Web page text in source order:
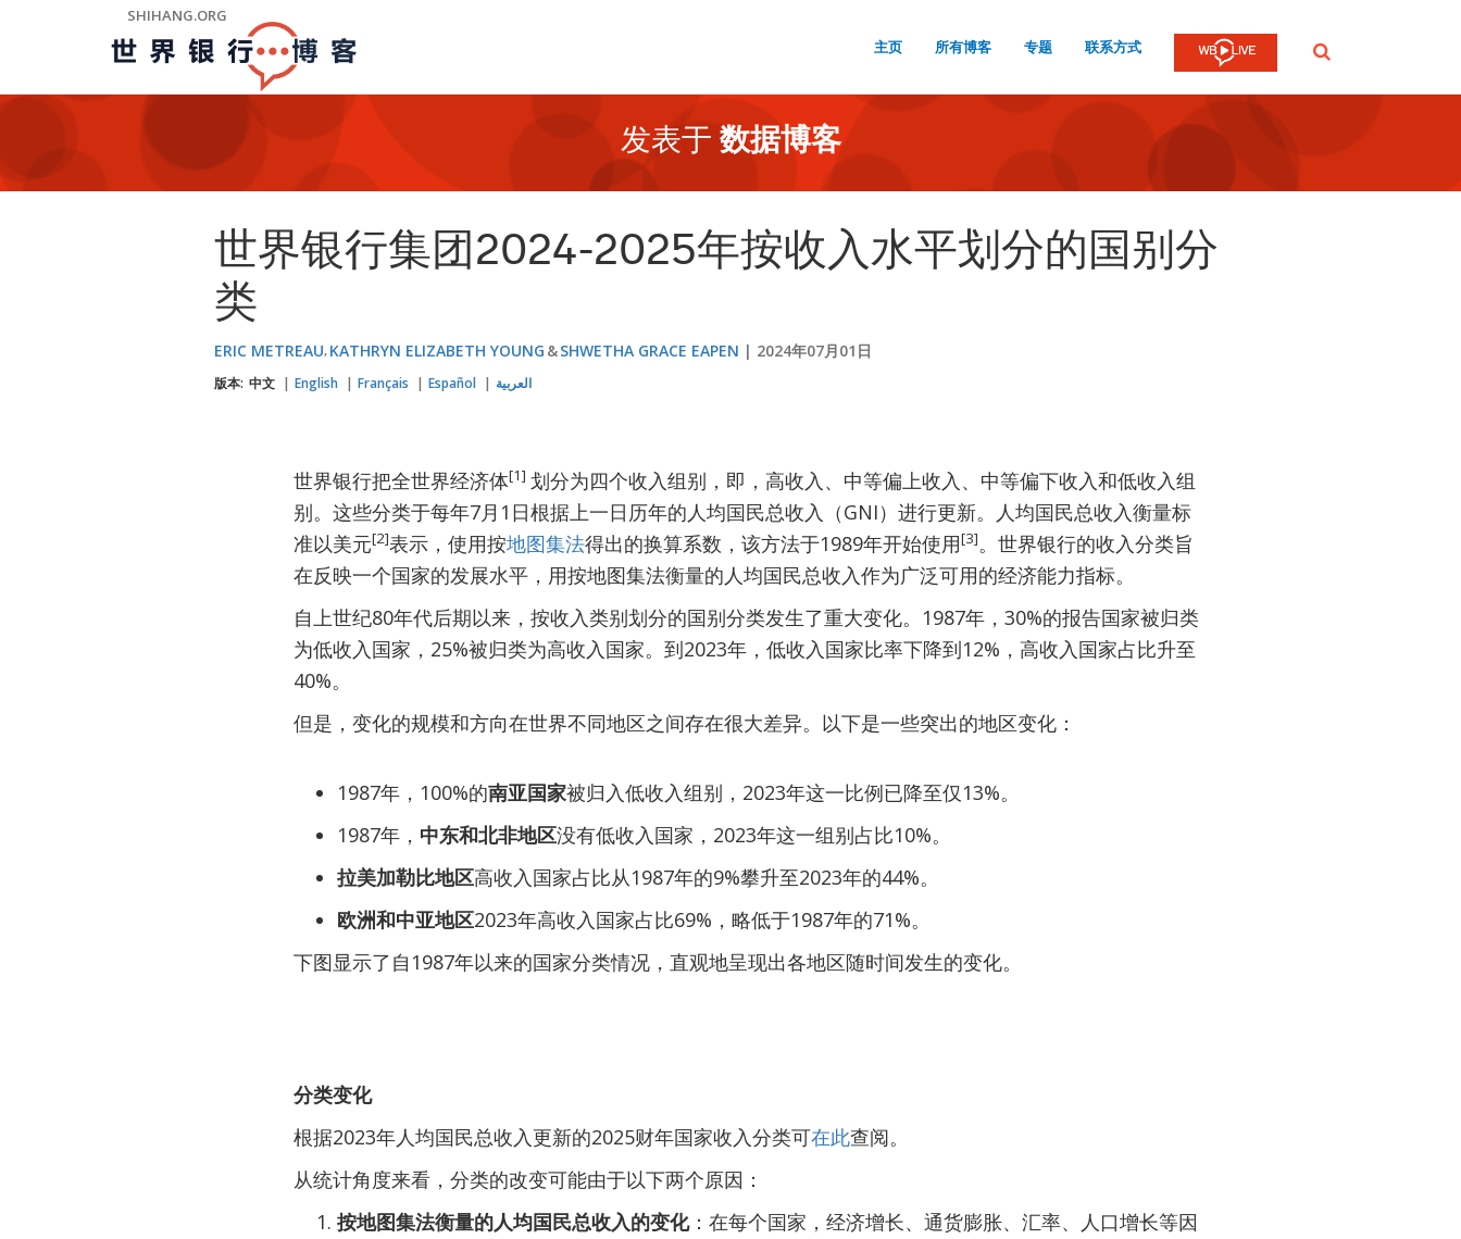
SHIHANG.ORG
主页 所有博客 专题 联系方式
提
发表于 数据博客
世界银行集团2024-2025年按收入水平划分的国别分
类
ERIC METREAU KATHRYN ELIZABETH YOUNG SHWETHA GRACE EAPEN 2024年07月01日
版本: 中文 English Français Español العربية
世界银行把全世界经济体[1] 划分为四个收入组别，即，高收入、中等偏上收入、中等偏下收入和低收入组
别。这些分类于每年7月1日根据上一日历年的人均国民总收入（GNI）进行更新。人均国民总收入衡量标
准以美元[2]表示，使用按地图集法得出的换算系数，该方法于1989年开始使用[3]。世界银行的收入分类旨
在反映一个国家的发展水平，用按地图集法衡量的人均国民总收入作为广泛可用的经济能力指标。
自上世纪80年代后期以来，按收入类别划分的国别分类发生了重大变化。1987年，30%的报告国家被归类
为低收入国家，25%被归类为高收入国家。到2023年，低收入国家比率下降到12%，高收入国家占比升至
40%。
但是，变化的规模和方向在世界不同地区之间存在很大差异。以下是一些突出的地区变化：
1987年，100%的南亚国家被归入低收入组别，2023年这一比例已降至仅13%。
1987年， 中东和北非地区没有低收入国家，2023年这一组别占比10%。
拉美加勒比地区高收入国家占比从1987年的9%攀升至2023年的44%。
欧洲和中亚地区2023年高收入国家占比69%，略低于1987年的71%。
下图显示了自1987年以来的国家分类情况，直观地呈现出各地区随时间发生的变化。
分类变化
根据2023年人均国民总收入更新的2025财年国家收入分类可在此查阅。
从统计角度来看，分类的改变可能由于以下两个原因：
按地图集法衡量的人均国民总收入的变化：在每个国家，经济增长、通货膨胀、汇率、人口增长等因